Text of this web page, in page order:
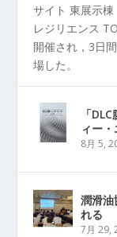
サイト 東展示棟
レジリエンス
開催され，3日
場した。
「
ィー
8月 5,
潤滑
れる
7月 29,